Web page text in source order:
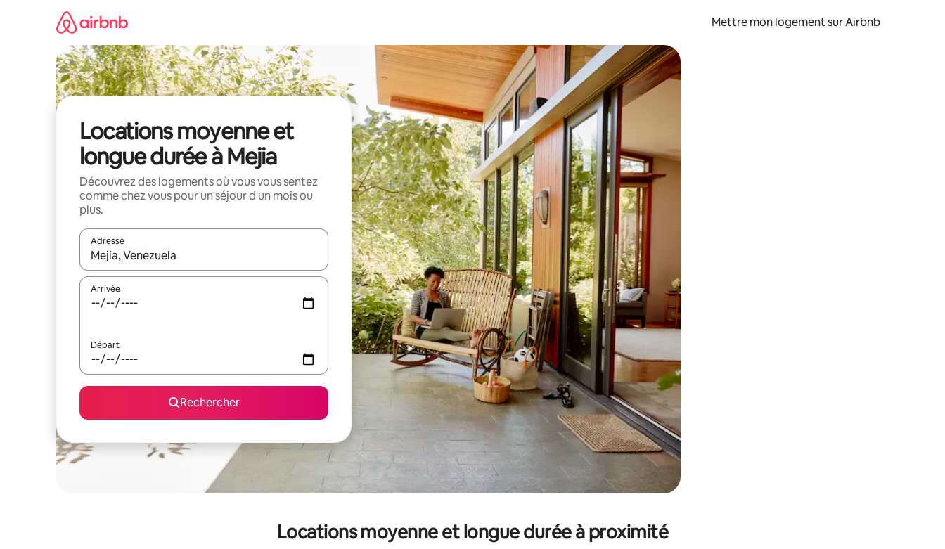
Mettre mon logement sur Airbnb
Locations moyenne et
longue durée à Mejia
Découvrez des logements où vous vous sentez
comme chez vous pour un séjour d'un mois ou
plus.
Adresse
Lorsque les résultats s'affichent, utilisez les flèches vers le haut et vers le bas pour les parcourir ou en appuyant et en faisant glisser.
Arrivée
Départ
Rechercher
Locations moyenne et longue durée à proximité